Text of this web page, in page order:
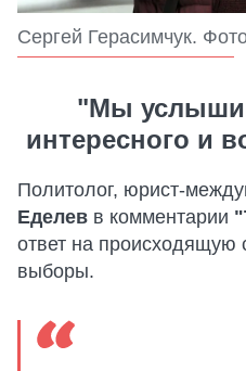
Сергей Герасимчук.
"Мы
интересного и
Политолог, юрист-
Еделев в комментарии
ответ на
выборы.